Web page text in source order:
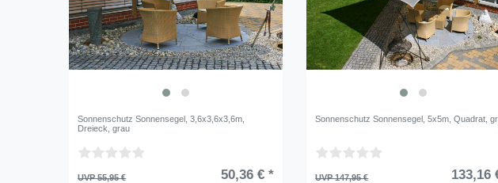
Sonnenschutz Sonnensegel, 3,6x3,6x3,6m,
Dreieck, grau
UVP 55,95 € 50,36 € *
Sonnenschutz Sonnensegel, 5x5m, Quadrat,
UVP 147,95 € 133,16